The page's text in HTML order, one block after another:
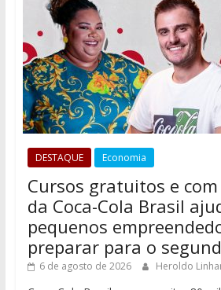
DESTAQUE Economia
Cursos gratuitos e
da Coca-Cola Brasil
pequenos
preparar para o
6 de agosto de 2026 Heroldo